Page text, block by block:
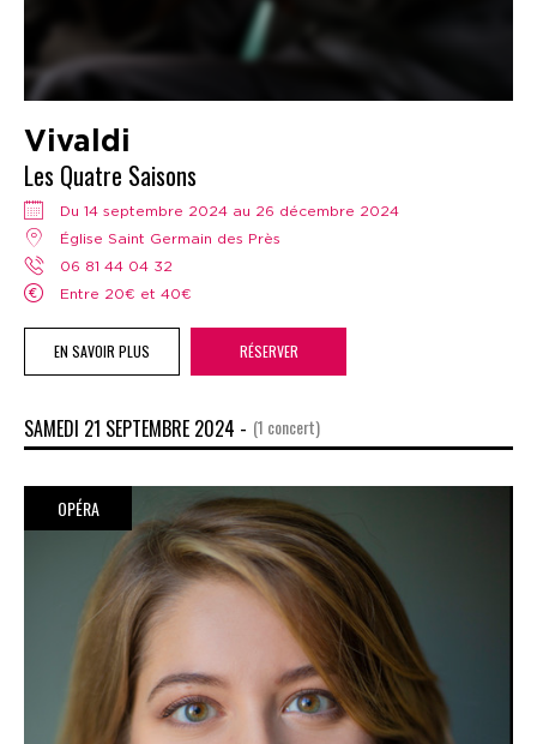
Vivaldi
Les Quatre Saisons
Du 14 septembre 2024 au 26 décembre 2024
Église Saint Germain des Près
06 81 44 04 32
Entre 20€ et 40€
EN SAVOIR PLUS RÉSERVER
SAMEDI 21 SEPTEMBRE 2024 - (1 concert)
OPÉRA